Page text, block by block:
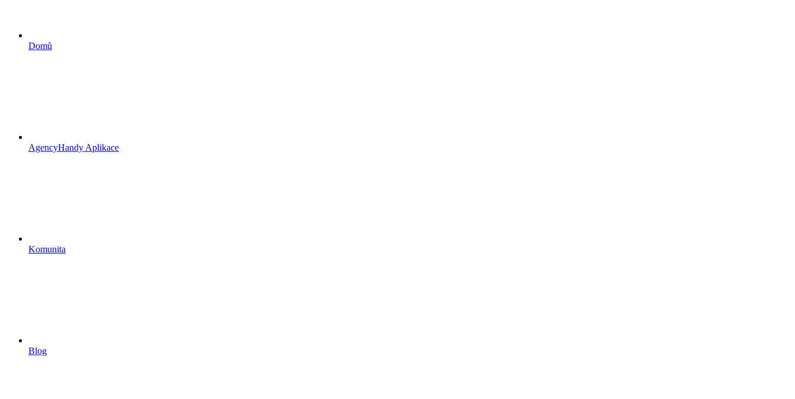
Domů
AgencyHandy Aplikace
Komunita
Blog